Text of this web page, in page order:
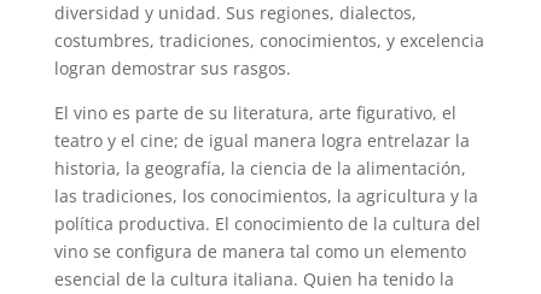
diversidad y unidad. Sus regiones, dialectos,
costumbres, tradiciones, conocimientos, y excelencia
logran demostrar sus rasgos.
El vino es parte de su literatura, arte figurativo, el
teatro y el cine; de igual manera logra entrelazar la
historia, la geografía, la ciencia de la alimentación,
las tradiciones, los conocimientos, la agricultura y la
política productiva. El conocimiento de la cultura del
vino se configura de manera tal como un elemento
esencial de la cultura italiana. Quien ha tenido la